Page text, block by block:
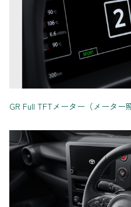
GR Full TFTメーター（メーター